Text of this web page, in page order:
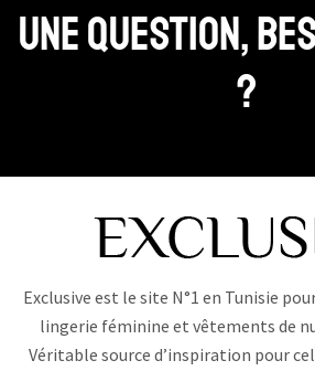
Une question,
?
Exclusive est le site N°1 en Tunisie
lingerie féminine et vêtements de
Véritable source d’inspiration pour